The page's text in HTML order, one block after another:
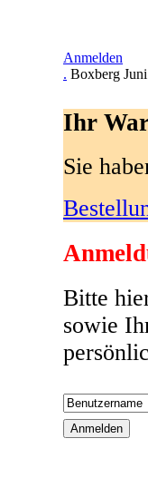
Anmelden
. Boxberg
Ihr
Sie
Bitte
sowie